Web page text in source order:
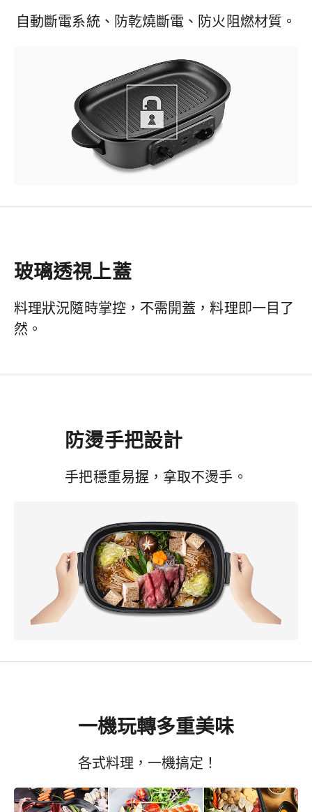
自動斷電系統、防乾燒斷電、防火阻燃材質。
玻璃透視上蓋
料理狀況隨時掌控，不需開蓋，料理即一目了
然。
防燙手把設計
手把穩重易握，拿取不燙手。
一機玩轉多重美味
各式料理，一機搞定！